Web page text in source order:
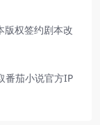
版权签约剧本改
番茄小说官方IP